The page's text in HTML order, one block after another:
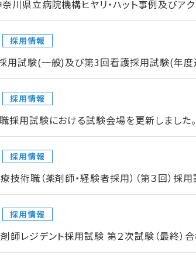
川県立病院機構ヒヤリ・ハット事例及びア
採用情報
用試験(一般)及び第3回看護採用試験(年度
採用情報
採用試験における試験会場を更新しました。
採用情報
技術職（薬剤師・経験者採用）（第３回）採
採用情報
師レジデント採用試験 第２次試験（最終）